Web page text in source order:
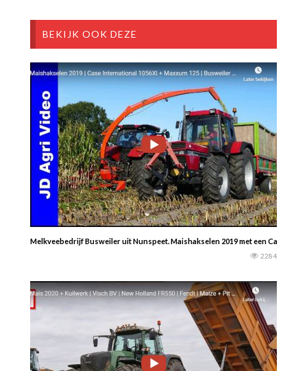
BEKIJK OOK DEZE
Melkveebedrijf Busweiler uit Nunspeet. Maishakselen 2019 met een Case
2284